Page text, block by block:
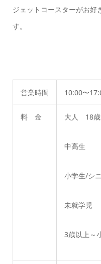
ジェットコースターがお好
す。
営業時間 10:00〜
料 金 大人 18
中
小学生/シ
未就学児
3歳以上